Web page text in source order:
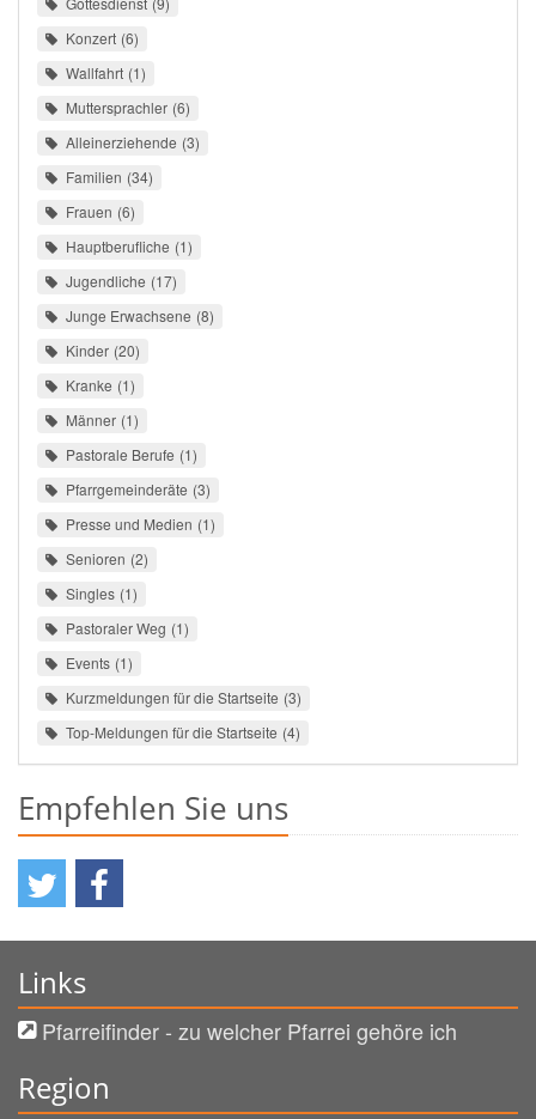
Konzert 6
Wallfahrt 1
Muttersprachler 6
Alleinerziehende 3
Familien 34
Frauen 6
Hauptberufliche 1
Jugendliche 17
Junge Erwachsene 8
Kinder 20
Kranke 1
Männer 1
Pastorale Berufe 1
Pfarrgemeinderäte 3
Presse und Medien 1
Senioren 2
Singles 1
Pastoraler Weg 1
Events 1
Kurzmeldungen für die Startseite 3
Top-Meldungen für die Startseite 4
Empfehlen Sie uns
Links
Pfarreifinder - zu welcher Pfarrei gehöre ich
Region